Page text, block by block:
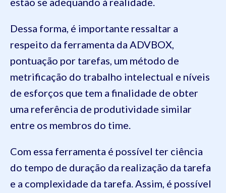
Dessa forma, é importante ressaltar a
respeito da ferramenta da ADVBOX,
pontuação por tarefas, um método de
metrificação do trabalho intelectual e níveis
de esforços que tem a finalidade de obter
uma referência de produtividade similar
entre os membros do time.
Com essa ferramenta é possível ter ciência
do tempo de duração da realização da tarefa
e a complexidade da tarefa. Assim, é possível